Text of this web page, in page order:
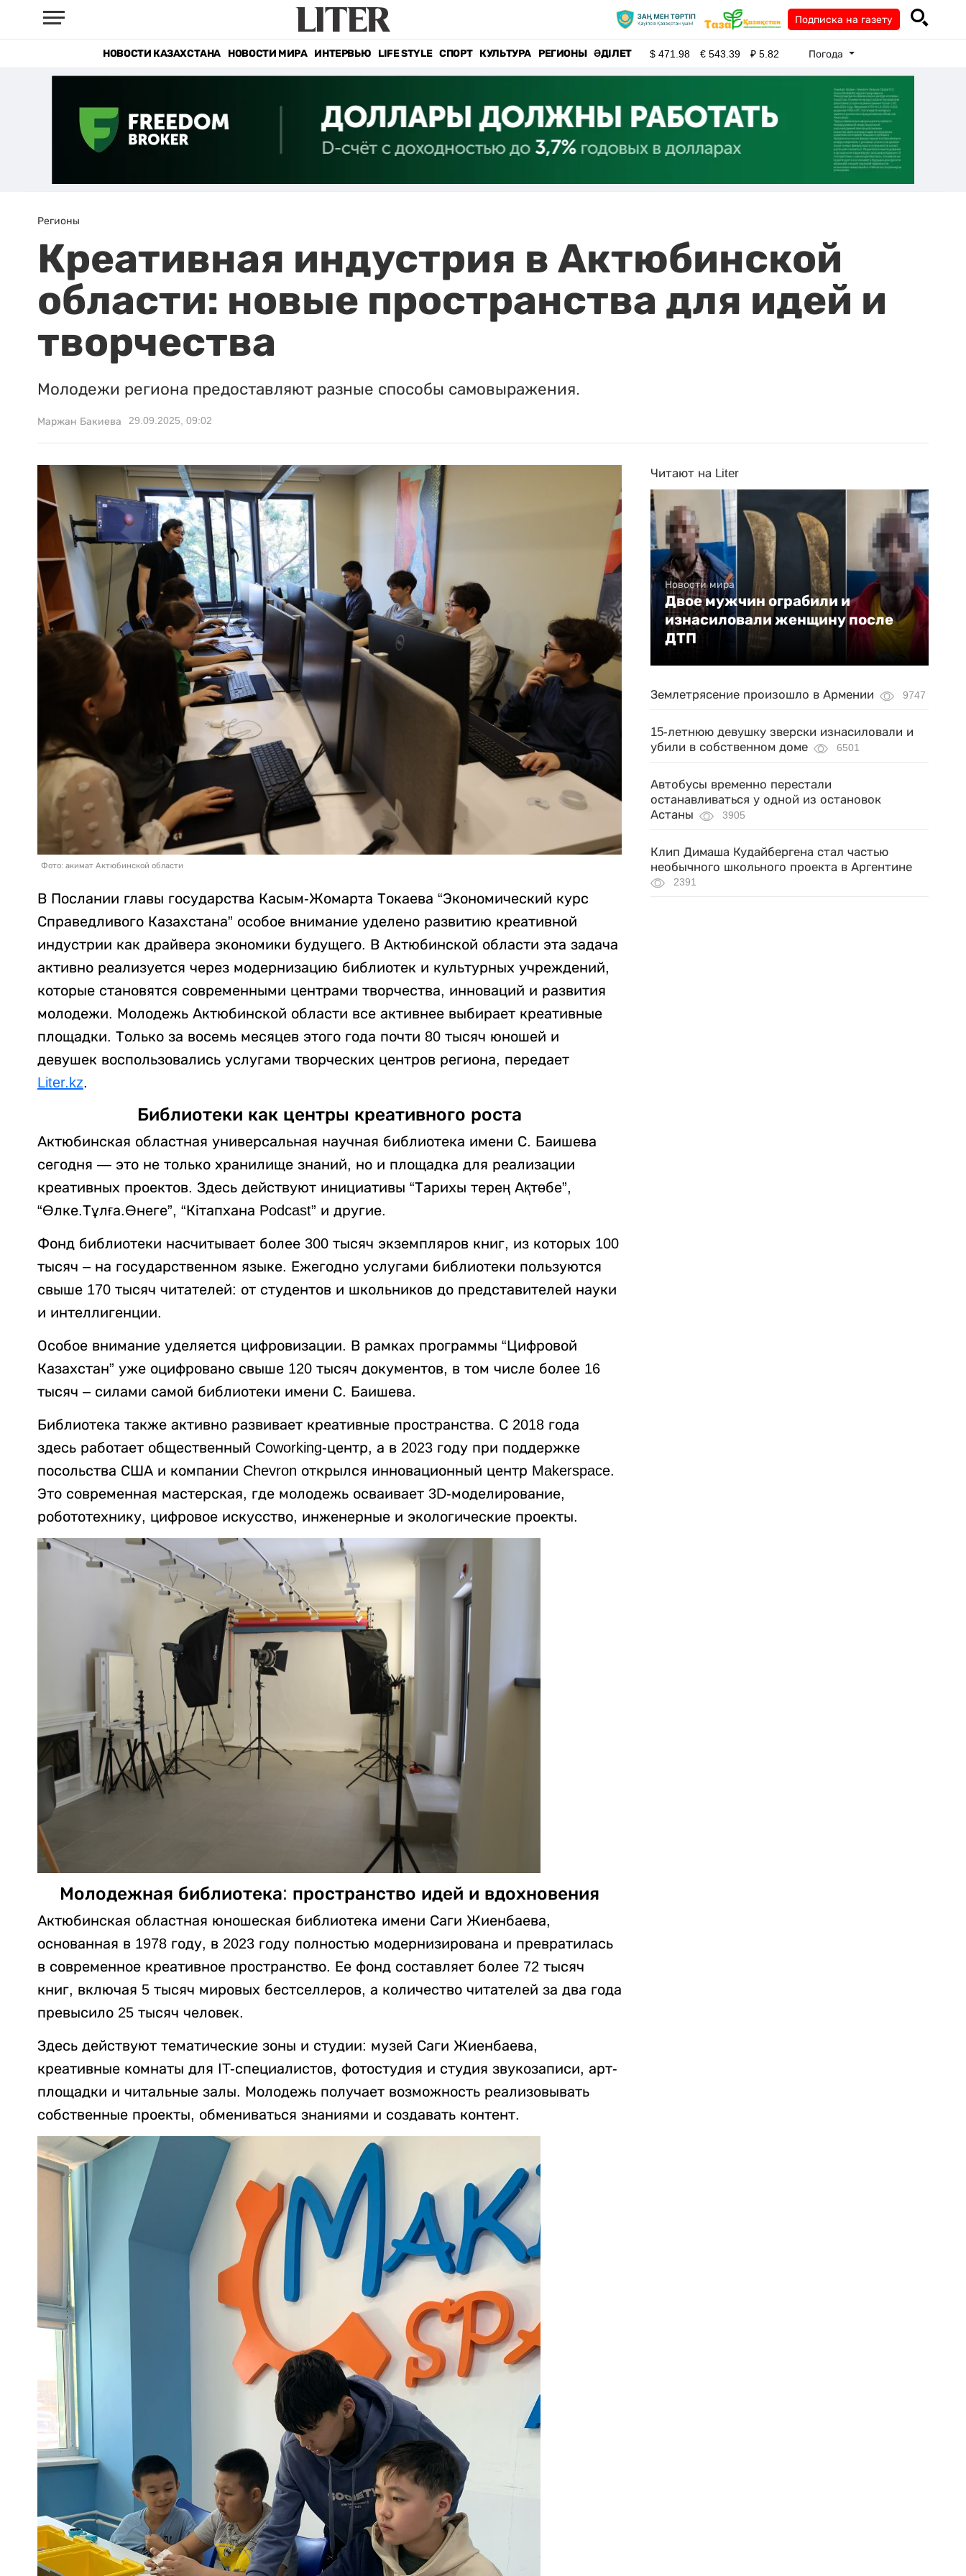
Подписка на газету
НОВОСТИ КАЗАХСТАНА НОВОСТИ МИРА ИНТЕРВЬЮ LIFE STYLE СПОРТ КУЛЬТУРА РЕГИОНЫ ӘДІЛЕТ $471.98 €543.39 ₽5.82 Погода
Регионы
Креативная индустрия в Актюбинской
области: новые пространства для идей и
творчества
Молодежи региона предоставляют разные способы самовыражения.
Маржан Бакиева 29.09.2025, 09:02
Фото: акимат Актюбинской области
В Послании главы государства Касым-Жомарта Токаева “Экономический курс
Справедливого Казахстана” особое внимание уделено развитию креативной
индустрии как драйвера экономики будущего. В Актюбинской области эта задача
активно реализуется через модернизацию библиотек и культурных учреждений,
которые становятся современными центрами творчества, инноваций и развития
молодежи. Молодежь Актюбинской области все активнее выбирает креативные
площадки. Только за восемь месяцев этого года почти 80 тысяч юношей и
девушек воспользовались услугами творческих центров региона, передает
Liter.kz.
Библиотеки как центры креативного роста
Актюбинская областная универсальная научная библиотека имени С. Баишева
сегодня — это не только хранилище знаний, но и площадка для реализации
креативных проектов. Здесь действуют инициативы “Тарихы терең Ақтөбе”,
“Өлке.Тұлға.Өнеге”, “Кітапхана Podcast” и другие.
Фонд библиотеки насчитывает более 300 тысяч экземпляров книг, из которых 100
тысяч – на государственном языке. Ежегодно услугами библиотеки пользуются
свыше 170 тысяч читателей: от студентов и школьников до представителей науки
и интеллигенции.
Особое внимание уделяется цифровизации. В рамках программы “Цифровой
Казахстан” уже оцифровано свыше 120 тысяч документов, в том числе более 16
тысяч – силами самой библиотеки имени С. Баишева.
Библиотека также активно развивает креативные пространства. С 2018 года
здесь работает общественный Coworking-центр, а в 2023 году при поддержке
посольства США и компании Chevron открылся инновационный центр Makerspace.
Это современная мастерская, где молодежь осваивает 3D-моделирование,
робототехнику, цифровое искусство, инженерные и экологические проекты.
Молодежная библиотека: пространство идей и вдохновения
Актюбинская областная юношеская библиотека имени Саги Жиенбаева,
основанная в 1978 году, в 2023 году полностью модернизирована и превратилась
в современное креативное пространство. Ее фонд составляет более 72 тысяч
книг, включая 5 тысяч мировых бестселлеров, а количество читателей за два года
превысило 25 тысяч человек.
Здесь действуют тематические зоны и студии: музей Саги Жиенбаева,
креативные комнаты для IT-специалистов, фотостудия и студия звукозаписи, арт-
площадки и читальные залы. Молодежь получает возможность реализовывать
собственные проекты, обмениваться знаниями и создавать контент.
Читают на Liter
Новости мира
Двое мужчин ограбили и
изнасиловали женщину после
ДТП
Землетрясение произошло в Армении 9747
15-летнюю девушку зверски изнасиловали и
убили в собственном доме
6501
Автобусы временно перестали
останавливаться у одной из остановок
Астаны
3905
Клип Димаша Кудайбергена стал частью
необычного школьного проекта в Аргентине
2391